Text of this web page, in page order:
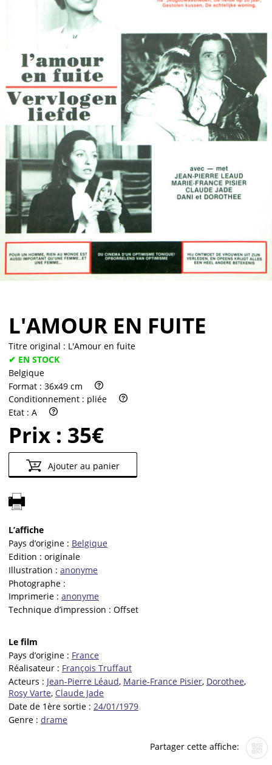
L'AMOUR EN FUITE
Titre original : L'Amour en fuite
✔ EN STOCK
Belgique
Format : 36x49 cm
Conditionnement : pliée
Etat : A
Prix : 35€
Ajouter au panier
L’affiche
Pays d’origine : Belgique
Edition : originale
Illustration : anonyme
Photographe :
Imprimerie : anonyme
Technique d’impression : Offset
Le film
Pays d’origine : France
Réalisateur : François Truffaut
Acteurs : Jean-Pierre Léaud, Marie-France Pisier, Dorothee,
Rosy Varte, Claude Jade
Date de 1ère sortie : 24/01/1979
Genre : drame
Partager cette affiche: